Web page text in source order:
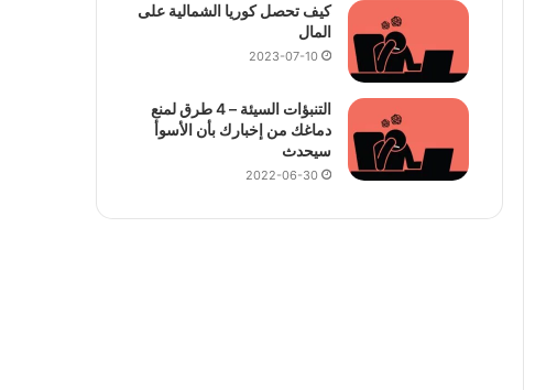
كيف تحصل كوريا الشمالية على
المال
2023-07-10
التنبؤات السيئة – 4 طرق لمنع
دماغك من إخبارك بأن الأسوأ
سيحدث
2022-06-30